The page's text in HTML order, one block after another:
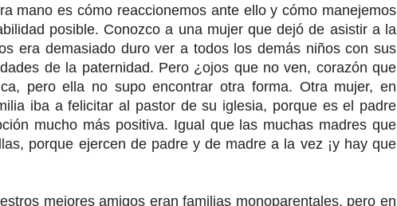
mano es cómo reaccionemos ante ello y cómo manejemos
posible. Conozco a una mujer que dejó de asistir a la
era demasiado duro ver a todos los demás niños con sus
de la paternidad. Pero ¿ojos que no ven, corazón que
pero ella no supo encontrar otra forma. Otra mujer, en
iba a felicitar al pastor de su iglesia, porque es el padre
mucho más positiva. Igual que las muchas madres que
porque ejercen de padre y de madre a la vez ¡y hay que
mejores amigos eran familias monoparentales, pero en